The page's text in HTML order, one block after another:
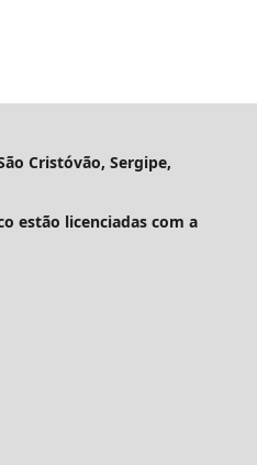
Cristóvão, Sergipe,
estão licenciadas com a